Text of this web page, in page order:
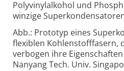
Polyvinylalkohol und
winzige
Abb.: Prototyp eines
flexiblen Kohlenstofffasern,
verbogen ihre
Nanyang Tech. Univ.